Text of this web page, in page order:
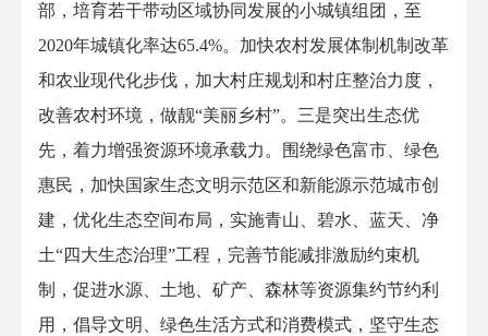
部，培育若干带动区域协同发展的小城镇组团，至
2020年城镇化率达65.4%。加快农村发展体制机制改革
和农业现代化步伐，加大村庄规划和村庄整治力度，
改善农村环境，做靓“美丽乡村”。三是突出生态优
先，着力增强资源环境承载力。围绕绿色富市、绿色
惠民，加快国家生态文明示范区和新能源示范城市创
建，优化生态空间布局，实施青山、碧水、蓝天、净
土“四大生态治理”工程，完善节能减排激励约束机
制，促进水源、土地、矿产、森林等资源集约节约利
用，倡导文明、绿色生活方式和消费模式，坚守生态